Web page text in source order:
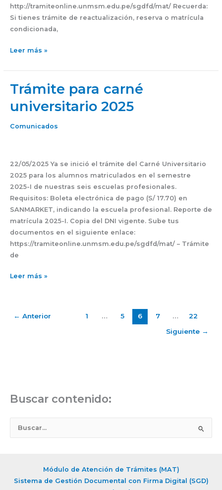
http://tramiteonline.unmsm.edu.pe/sgdfd/mat/ Recuerda:
Si tienes trámite de reactualización, reserva o matrícula
condicionada,
Leer más »
Trámite para carné
universitario 2025
Comunicados
22/05/2025 Ya se inició el trámite del Carné Universitario
2025 para los alumnos matriculados en el semestre
2025-I de nuestras seis escuelas profesionales.
Requisitos: Boleta electrónica de pago (S/ 17.70) en
SANMARKET, indicando la escuela profesional. Reporte de
matrícula 2025-I. Copia del DNI vigente. Sube tus
documentos en el siguiente enlace:
https://tramiteonline.unmsm.edu.pe/sgdfd/mat/ – Trámite
de
Trámite
carné
Leer más »
← Anterior 1 … 5 6 7 …
22
Siguiente →
Buscar contenido:
Módulo de Atención de Trámites (MAT)
Sistema de Gestión Documental con Firma Digital (SGD)